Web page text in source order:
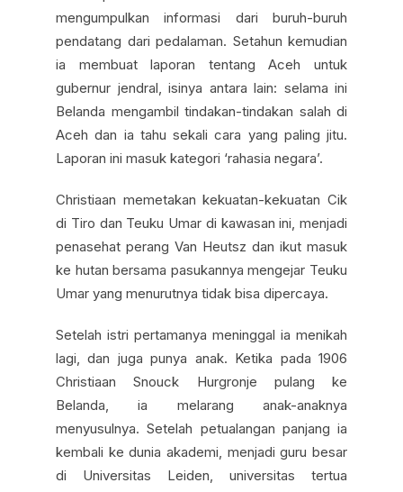
mengumpulkan informasi dari buruh-buruh
pendatang dari pedalaman. Setahun kemudian
ia membuat laporan tentang Aceh untuk
gubernur jendral, isinya antara lain: selama ini
Belanda mengambil tindakan-tindakan salah di
Aceh dan ia tahu sekali cara yang paling jitu.
Laporan ini masuk kategori ‘rahasia negara’.
Christiaan memetakan kekuatan-kekuatan Cik
di Tiro dan Teuku Umar di kawasan ini, menjadi
penasehat perang Van Heutsz dan ikut masuk
ke hutan bersama pasukannya mengejar Teuku
Umar yang menurutnya tidak bisa dipercaya.
Setelah istri pertamanya meninggal ia menikah
lagi, dan juga punya anak. Ketika pada 1906
Christiaan Snouck Hurgronje pulang ke
Belanda, ia melarang anak-anaknya
menyusulnya. Setelah petualangan panjang ia
kembali ke dunia akademi, menjadi guru besar
di Universitas Leiden, universitas tertua